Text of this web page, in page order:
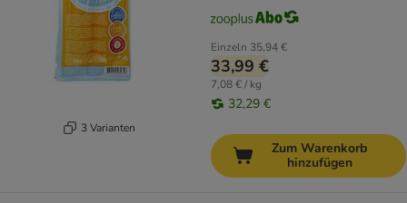
3 Varianten
Einzeln 35,94 €
33,99 €
7,08 € / kg
32,29 €
Zum Warenkorb
hinzufügen